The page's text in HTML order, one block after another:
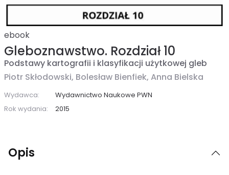
ebook
Gleboznawstwo. Rozdział 10
Podstawy kartografii i klasyfikacji użytkowej gleb
Piotr Skłodowski, Bolesław Bienfiek, Anna Bielska
Wydawca:
Wydawnictwo Naukowe PWN
Rok wydania:
2015
Opis